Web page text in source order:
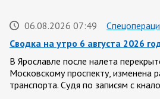
06.08.2026 07:49
Сводка на утро 6 августа 2026
В Ярославле после налета
Московскому проспекту, изменена
транспорта. Судя по записям с